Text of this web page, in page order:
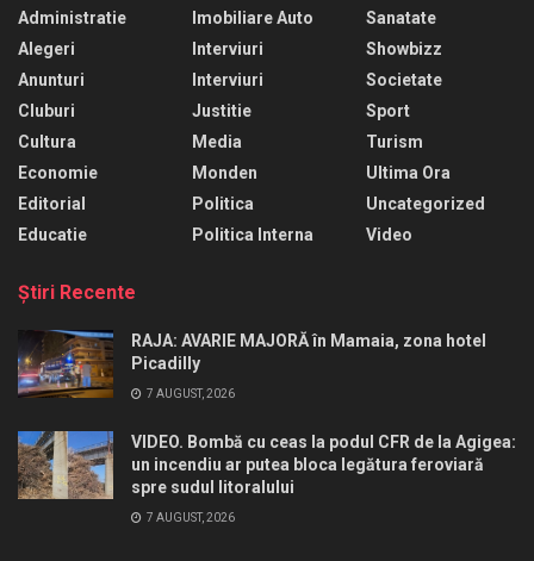
Administratie
Alegeri
Anunturi
Cluburi
Cultura
Economie
Editorial
Educatie
Imobiliare Auto
Interviuri
Interviuri
Justitie
Media
Monden
Politica
Politica Interna
Sanatate
Showbizz
Societate
Sport
Turism
Ultima Ora
Uncategorized
Video
Ştiri Recente
RAJA: AVARIE MAJORĂ în Mamaia, zona hotel
Picadilly
7 AUGUST, 2026
VIDEO. Bombă cu ceas la podul CFR de la Agigea:
un incendiu ar putea bloca legătura feroviară
spre sudul litoralului
7 AUGUST, 2026